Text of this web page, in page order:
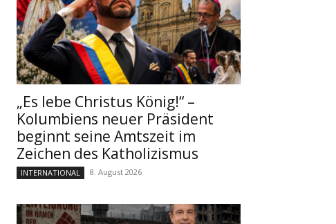
„Es lebe Christus König!“ –
Kolumbiens neuer Präsident
beginnt seine Amtszeit im
Zeichen des Katholizismus
INTERNATIONAL 8. August 2026